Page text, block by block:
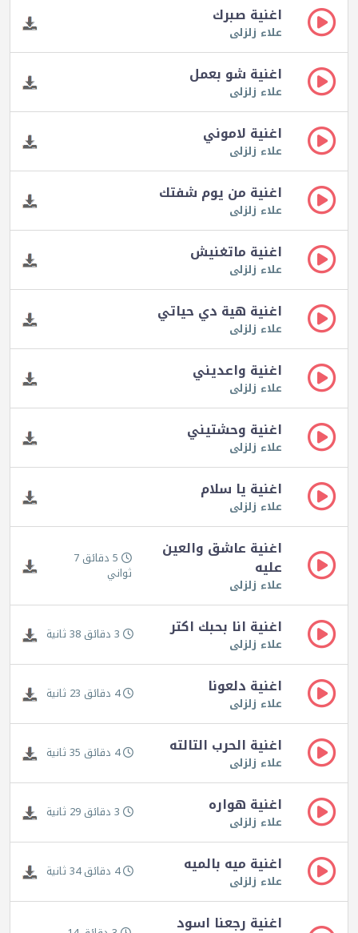
اغنية صبرك
علاء زلزلى
اغنية شو بعمل
علاء زلزلى
اغنية لاموني
علاء زلزلى
اغنية من يوم شفتك
علاء زلزلى
اغنية ماتغنيش
علاء زلزلى
اغنية هية دي حياتي
علاء زلزلى
اغنية واعديني
علاء زلزلى
اغنية وحشتيني
علاء زلزلى
اغنية يا سلام
علاء زلزلى
اغنية عاشق والعين
عليه
علاء زلزلى
5 دقائق 7
ثواني
اغنية انا بحبك اكتر
علاء زلزلى 3 دقائق 38 ثانية
اغنية دلعونا
علاء زلزلى 4 دقائق 23 ثانية
اغنية الحرب التالته
علاء زلزلى 4 دقائق 35 ثانية
اغنية هواره
علاء زلزلى 3 دقائق 29 ثانية
اغنية ميه بالميه
علاء زلزلى 4 دقائق 34 ثانية
اغنية رجعنا اسود